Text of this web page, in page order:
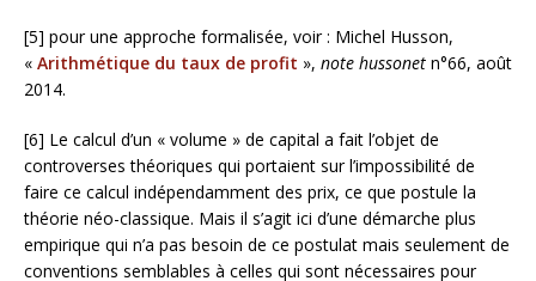
[5] pour une approche formalisée, voir : Michel Husson,
« Arithmétique du taux de profit », note hussonet n°66, août
2014.
[6] Le calcul d’un « volume » de capital a fait l’objet de
controverses théoriques qui portaient sur l’impossibilité de
faire ce calcul indépendamment des prix, ce que postule la
théorie néo-classique. Mais il s’agit ici d’une démarche plus
empirique qui n’a pas besoin de ce postulat mais seulement de
conventions semblables à celles qui sont nécessaires pour